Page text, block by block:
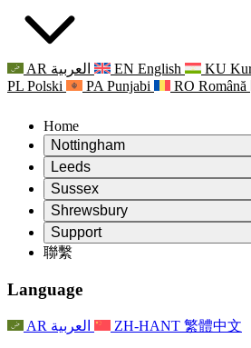
AR العربية EN English KU
PL Polski PA Punjabi RO Română
Home
Nottingham
Review
評審主席
獨立審核小組
職權範圍
獨立審查最終報告
常見問題
For Families
最新消息
Leeds
Review
評審主席
獨立審核小組
職權範圍
聯繫
家庭心理支持
家庭更新
事件
Sussex
Review
評審主席
獨立審核小組
職權範圍
聯繫
For Families
家庭心理支持
家庭更新
Shrewsbury
Review
產科複查的職權範圍
Reports
獨立審查的最終報告
獨立審查報告的首次報告
For Families
Support
Leeds
Nottingham
家庭心理支援服務
心理健康危機支援
聯繫
Language
AR العربية ZH-HANT 繁體中文